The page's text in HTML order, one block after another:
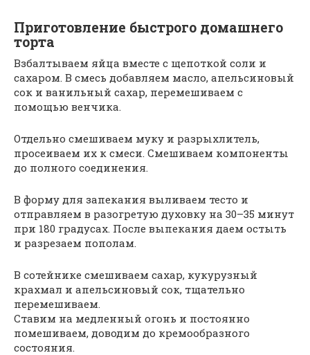
Приготовление быстрого домашнего
торта
Взбалтываем яйца вместе с щепоткой соли и
сахаром. В смесь добавляем масло, апельсиновый
сок и ванильный сахар, перемешиваем с
помощью венчика.
Отдельно смешиваем муку и разрыхлитель,
просеиваем их к смеси. Смешиваем компоненты
до полного соединения.
В форму для запекания выливаем тесто и
отправляем в разогретую духовку на 30–35 минут
при 180 градусах. После выпекания даем остыть
и разрезаем пополам.
В сотейнике смешиваем сахар, кукурузный
крахмал и апельсиновый сок, тщательно
перемешиваем.
Ставим на медленный огонь и постоянно
помешиваем, доводим до кремообразного
состояния.